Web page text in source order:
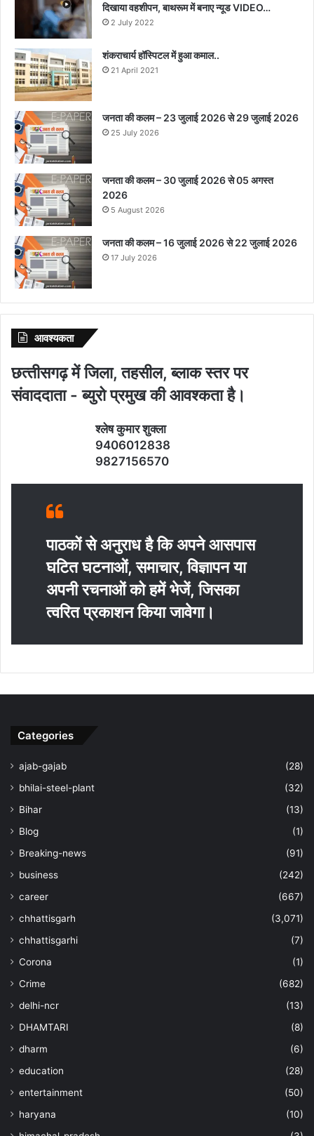
दिखाया वहशीपन, बाथरूम में बनाए न्यूड VIDEO…
2 July 2022
शंकराचार्य हॉस्पिटल में हुआ कमाल..
21 April 2021
जनता की कलम – 23 जुलाई 2026 से 29 जुलाई 2026
25 July 2026
जनता की कलम – 30 जुलाई 2026 से 05 अगस्त
2026
5 August 2026
जनता की कलम – 16 जुलाई 2026 से 22 जुलाई 2026
17 July 2026
आवश्‍यकता
छत्‍तीसगढ़ में जिला, तहसील, ब्‍लाक स्‍तर पर
संवाददाता - ब्‍युरो प्रमुख की आवश्‍कता है।
श्‍लेष कुमार शुक्‍ला
9406012838
9827156570
पाठकों से अनुराध है कि अपने आसपास
घटित घटनाओं, समाचार, विज्ञापन या
अपनी रचनाओं को हमें भेजें, जिसका
त्‍वरित प्रकाशन किया जावेगा।
Categories
ajab-gajab
(28)
bhilai-steel-plant
(32)
Bihar
(13)
Blog
(1)
Breaking-news
(91)
business
(242)
career
(667)
chhattisgarh
(3,071)
chhattisgarhi
(7)
Corona
(1)
Crime
(682)
delhi-ncr
(13)
DHAMTARI
(8)
dharm
(6)
education
(28)
entertainment
(50)
haryana
(10)